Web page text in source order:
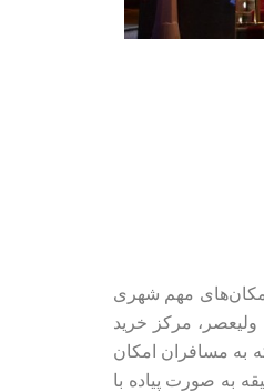
مکان‌های مهم شهری
مرکز خرید
به مسافران امکان
نقاط شهر دسترسی پیدا کنند. ایستگاه مترو بوستان لاله نزدیک ترین ایستگاه مترو به هتل ورنوس تهران است که این ایستگاه ۸ دقیقه به صورت پیاده با